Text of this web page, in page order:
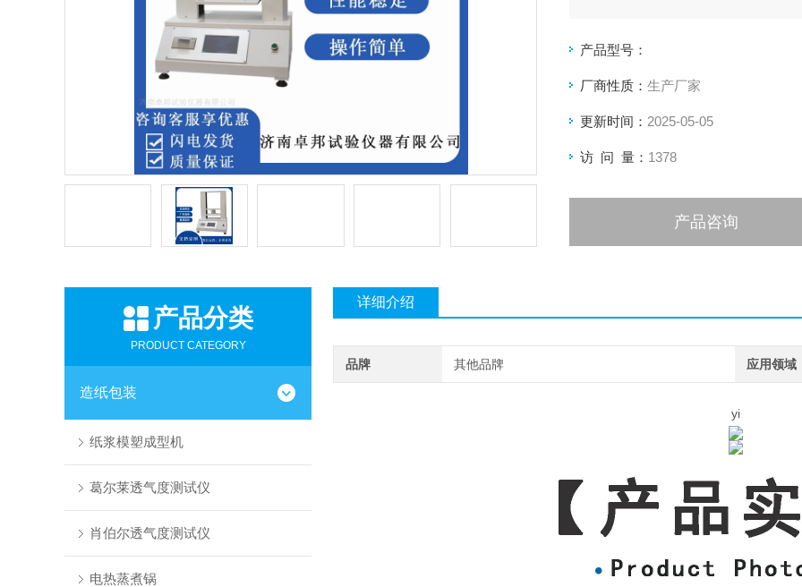
产品型号：
厂商性质： 生产厂家
更新时间： 2025-05-05
访 问 量： 1378
产品咨询
产品分类
PRODUCT CATEGORY
造纸包装
纸浆模塑成型机
葛尔莱透气度测试仪
肖伯尔透气度测试仪
电热蒸煮锅
详细介绍
品牌 其他品牌 应用领域
yi